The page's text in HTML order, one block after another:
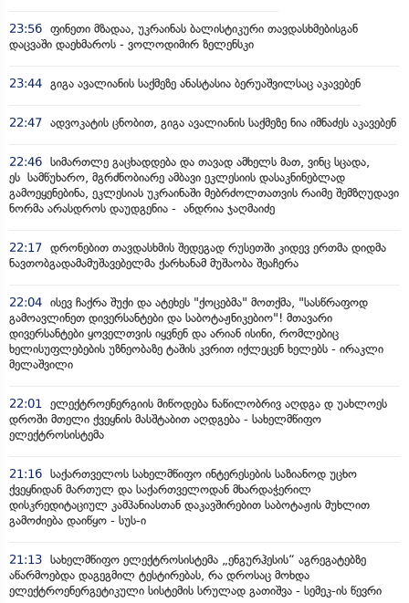
23:56 ფინეთი მზადაა, უკრაინას ბალისტიკური თავდასხმებისგან
დაცვაში დაეხმაროს - ვოლოდიმირ ზელენსკი
23:44 გიგა ავალიანის საქმეზე ანასტასია ბერუაშვილსაც აკავებენ
22:47 ადვოკატის ცნობით, გიგა ავალიანის საქმეზე ნია იმნაძეს აკავებენ
22:46 სიმართლე გაცხადდება და თავად ამხელს მათ, ვინც სცადა,
ეს სამწუხარო, მგრძნობიარე ამბავი ეკლესიის დასაკნინებლად
გამოეყენებინა, ეკლესიას უკრაინაში მებრძოლთათვის რაიმე შემზღუდავი
ნორმა არასდროს დაუდგენია - ანდრია ჯაღმაიძე
22:17 დრონებით თავდასხმის შედეგად რუსეთში კიდევ ერთმა დიდმა
ნავთობგადამამუშავებელმა ქარხანამ მუშაობა შეაჩერა
22:04 ისევ ჩაქრა შუქი და ატეხეს "ქოცებმა" მოთქმა, "სასწრაფოდ
გამოავლინეთ დივერსანტები და საბოტაჟნიკებიო"! მთავარი
დივერსანტები ყოველთვის იყვნენ და არიან ისინი, რომლებიც
ხელისუფლებების უზნეობაზე ტაშის კვრით იქლეცენ ხელებს - ირაკლი
მელაშვილი
22:01
ელექტროენერგიის მიწოდება ნაწილობრივ აღდგა დ უახლოეს
დროში მთელი ქვეყნის მასშტაბით აღდგება - სახელმწიფო
ელექტროსისტემა
21:16 საქართველოს სახელმწიფო ინტერესების საზიანოდ უცხო
ქვეყნიდან მართულ და საქართველოდან მხარდაჭერილ
დისკრედიტაციულ კამპანიასთან დაკავშირებით საბოტაჟის მუხლით
გამოძიება დაიწყო - სუს-ი
21:13 სახელმწიფო ელექტროსისტემა „ენგურჰესის“ აგრეგატებზე
აწარმოებდა დაგეგმილ ტესტირებას, რა დროსაც მოხდა
ელექტროენერგეტიკული სისტემის სრულად გათიშვა - სემეკ-ის წევრი